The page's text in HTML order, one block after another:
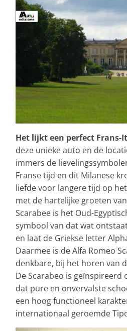
Het lijkt een perfect Frans-
deze unieke auto en de
immers de
Franse tijd en dit Milanese
liefde voor langere tijd op
met de hartelijke groeten van
Scarabee is het Oud-
symbool van dat wat
en laat de Griekse letter
Daarmee is de Alfa Romeo
denkbare, bij het horen van
De Scarabeo is
dat pure en onvervalste
een hoog functioneel
internationaal geroemde